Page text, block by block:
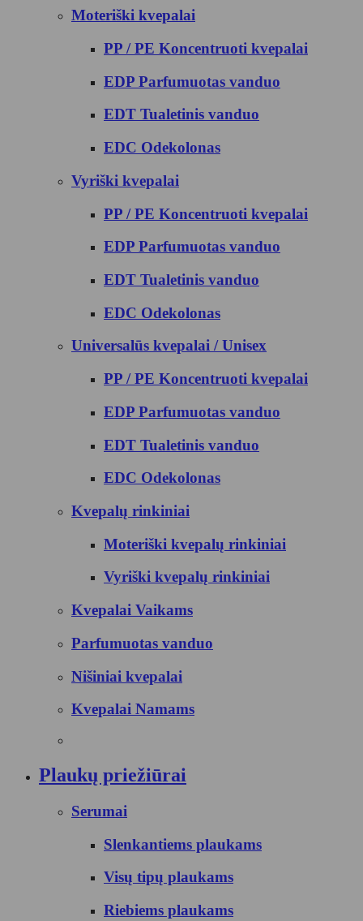
Moteriški kvepalai
PP / PE Koncentruoti kvepalai
EDP Parfumuotas vanduo
EDT Tualetinis vanduo
EDC Odekolonas
Vyriški kvepalai
PP / PE Koncentruoti kvepalai
EDP Parfumuotas vanduo
EDT Tualetinis vanduo
EDC Odekolonas
Universalūs kvepalai / Unisex
PP / PE Koncentruoti kvepalai
EDP Parfumuotas vanduo
EDT Tualetinis vanduo
EDC Odekolonas
Kvepalų rinkiniai
Moteriški kvepalų rinkiniai
Vyriški kvepalų rinkiniai
Kvepalai Vaikams
Parfumuotas vanduo
Nišiniai kvepalai
Kvepalai Namams
Plaukų priežiūrai
Serumai
Slenkantiems plaukams
Visų tipų plaukams
Riebiems plaukams